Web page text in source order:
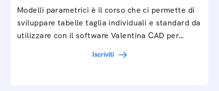
Modelli parametrici è il corso che ci permette di
sviluppare tabelle taglia individuali e standard da
utilizzare con il software Valentina CAD per…
Iscriviti